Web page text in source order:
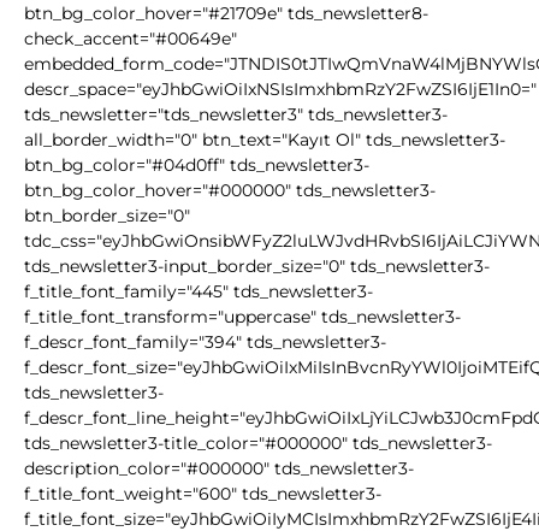
btn_bg_color_hover="#21709e" tds_newsletter8-
check_accent="#00649e"
descr_space="eyJhbGwiOiIxNSIsImxhbmRzY2FwZSI6IjE1In0="
tds_newsletter="tds_newsletter3" tds_newsletter3-
all_border_width="0" btn_text="Kayıt Ol" tds_newsletter3-
btn_bg_color="#04d0ff" tds_newsletter3-
btn_bg_color_hover="#000000" tds_newsletter3-
btn_border_size="0"
tds_newsletter3-input_border_size="0" tds_newsletter3-
f_title_font_family="445" tds_newsletter3-
f_title_font_transform="uppercase" tds_newsletter3-
f_descr_font_family="394" tds_newsletter3-
tds_newsletter3-
tds_newsletter3-title_color="#000000" tds_newsletter3-
description_color="#000000" tds_newsletter3-
f_title_font_weight="600" tds_newsletter3-